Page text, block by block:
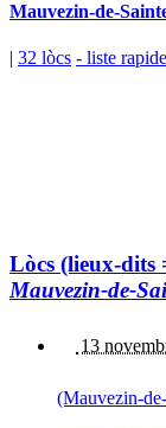
Mauvezin-de-
| 32 lòcs - liste
Lòcs (lieux-dits
Mauvezin-de-
13
(Mauvezin-